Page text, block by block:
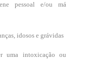
pessoal e/ou má
idosos e grávidas
uma intoxicação ou